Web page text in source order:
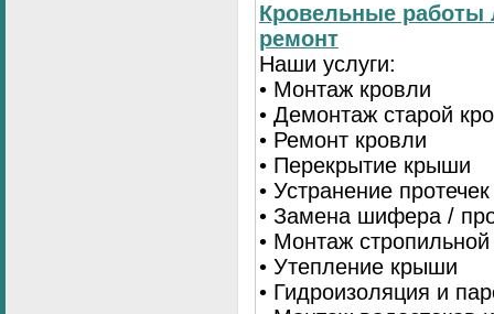
Кровельные
ремонт
Наши услуги:
• Монтаж кровли
• Демонтаж старой
• Ремонт кровли
• Перекрытие крыши
• Устранение протечек
• Замена шифера /
• Монтаж
• Утепление крыши
• Гидроизоляция и